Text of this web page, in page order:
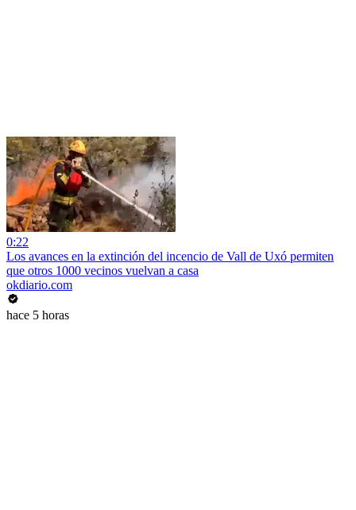
0:22
Los avances en la extinción del incencio de Vall de Uxó permiten
que otros 1000 vecinos vuelvan a casa
okdiario.com
hace 5 horas